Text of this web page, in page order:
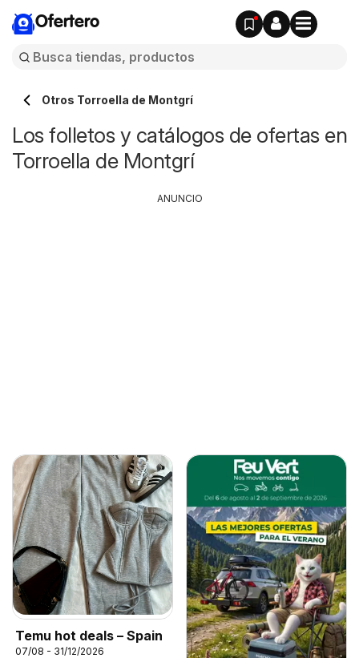
Ofertero
Otros Torroella de Montgrí
Los folletos y catálogos de ofertas en
Torroella de Montgrí
Temu hot deals – Spain
07/08 - 31/12/2026
ANUNCIO